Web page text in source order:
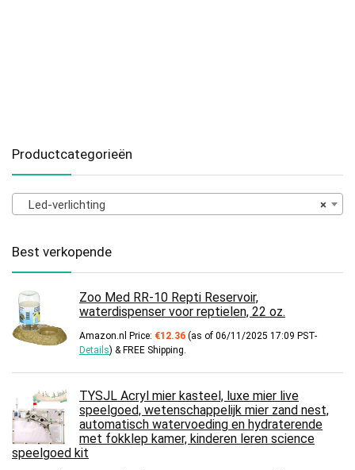
Productcategorieën
×
Led-verlichting
Best verkopende
Zoo Med RR-10 Repti Reservoir,
waterdispenser voor reptielen, 22 oz.
Amazon.nl Price: €12.36 (as of 06/11/2025 17:09 PST-
Details) & FREE Shipping
TYSJL Acryl mier kasteel, luxe mier live
speelgoed, wetenschappelijk mier zand nest,
automatisch watervoeding en hydraterende
met fokklep kamer, kinderen leren science
speelgoed kit